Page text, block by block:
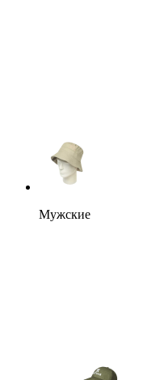
Мужские